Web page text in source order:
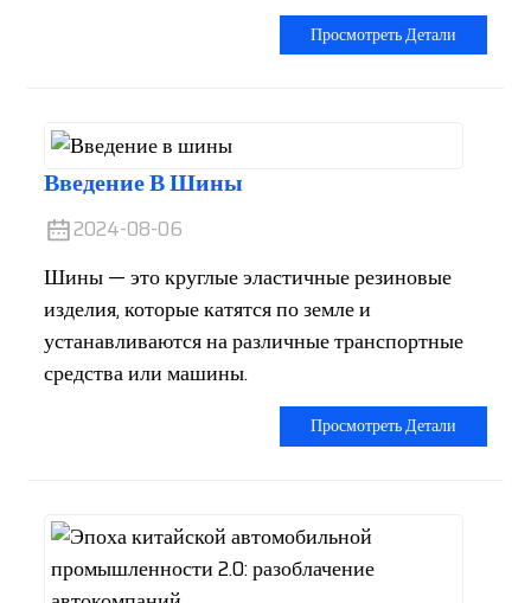
Просмотреть Детали
Введение В Шины
2024-08-06
Шины — это круглые эластичные резиновые
изделия, которые катятся по земле и
устанавливаются на различные транспортные
средства или машины.
Просмотреть Детали